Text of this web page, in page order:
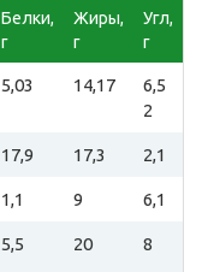
Белки,
г
Жиры,
г
Угл,
г
5,03 14,17
6,5
2
17,9 17,3 2,1
1,1 9 6,1
5,5 20 8